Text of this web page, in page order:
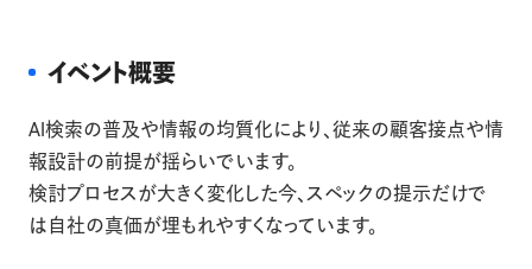
イベント概要
AI検索の普及や情報の均質化により、従来の顧客接点や情
報設計の前提が揺らいでいます。
検討プロセスが大きく変化した今、スペックの提示だけで
は自社の真価が埋もれやすくなっています。